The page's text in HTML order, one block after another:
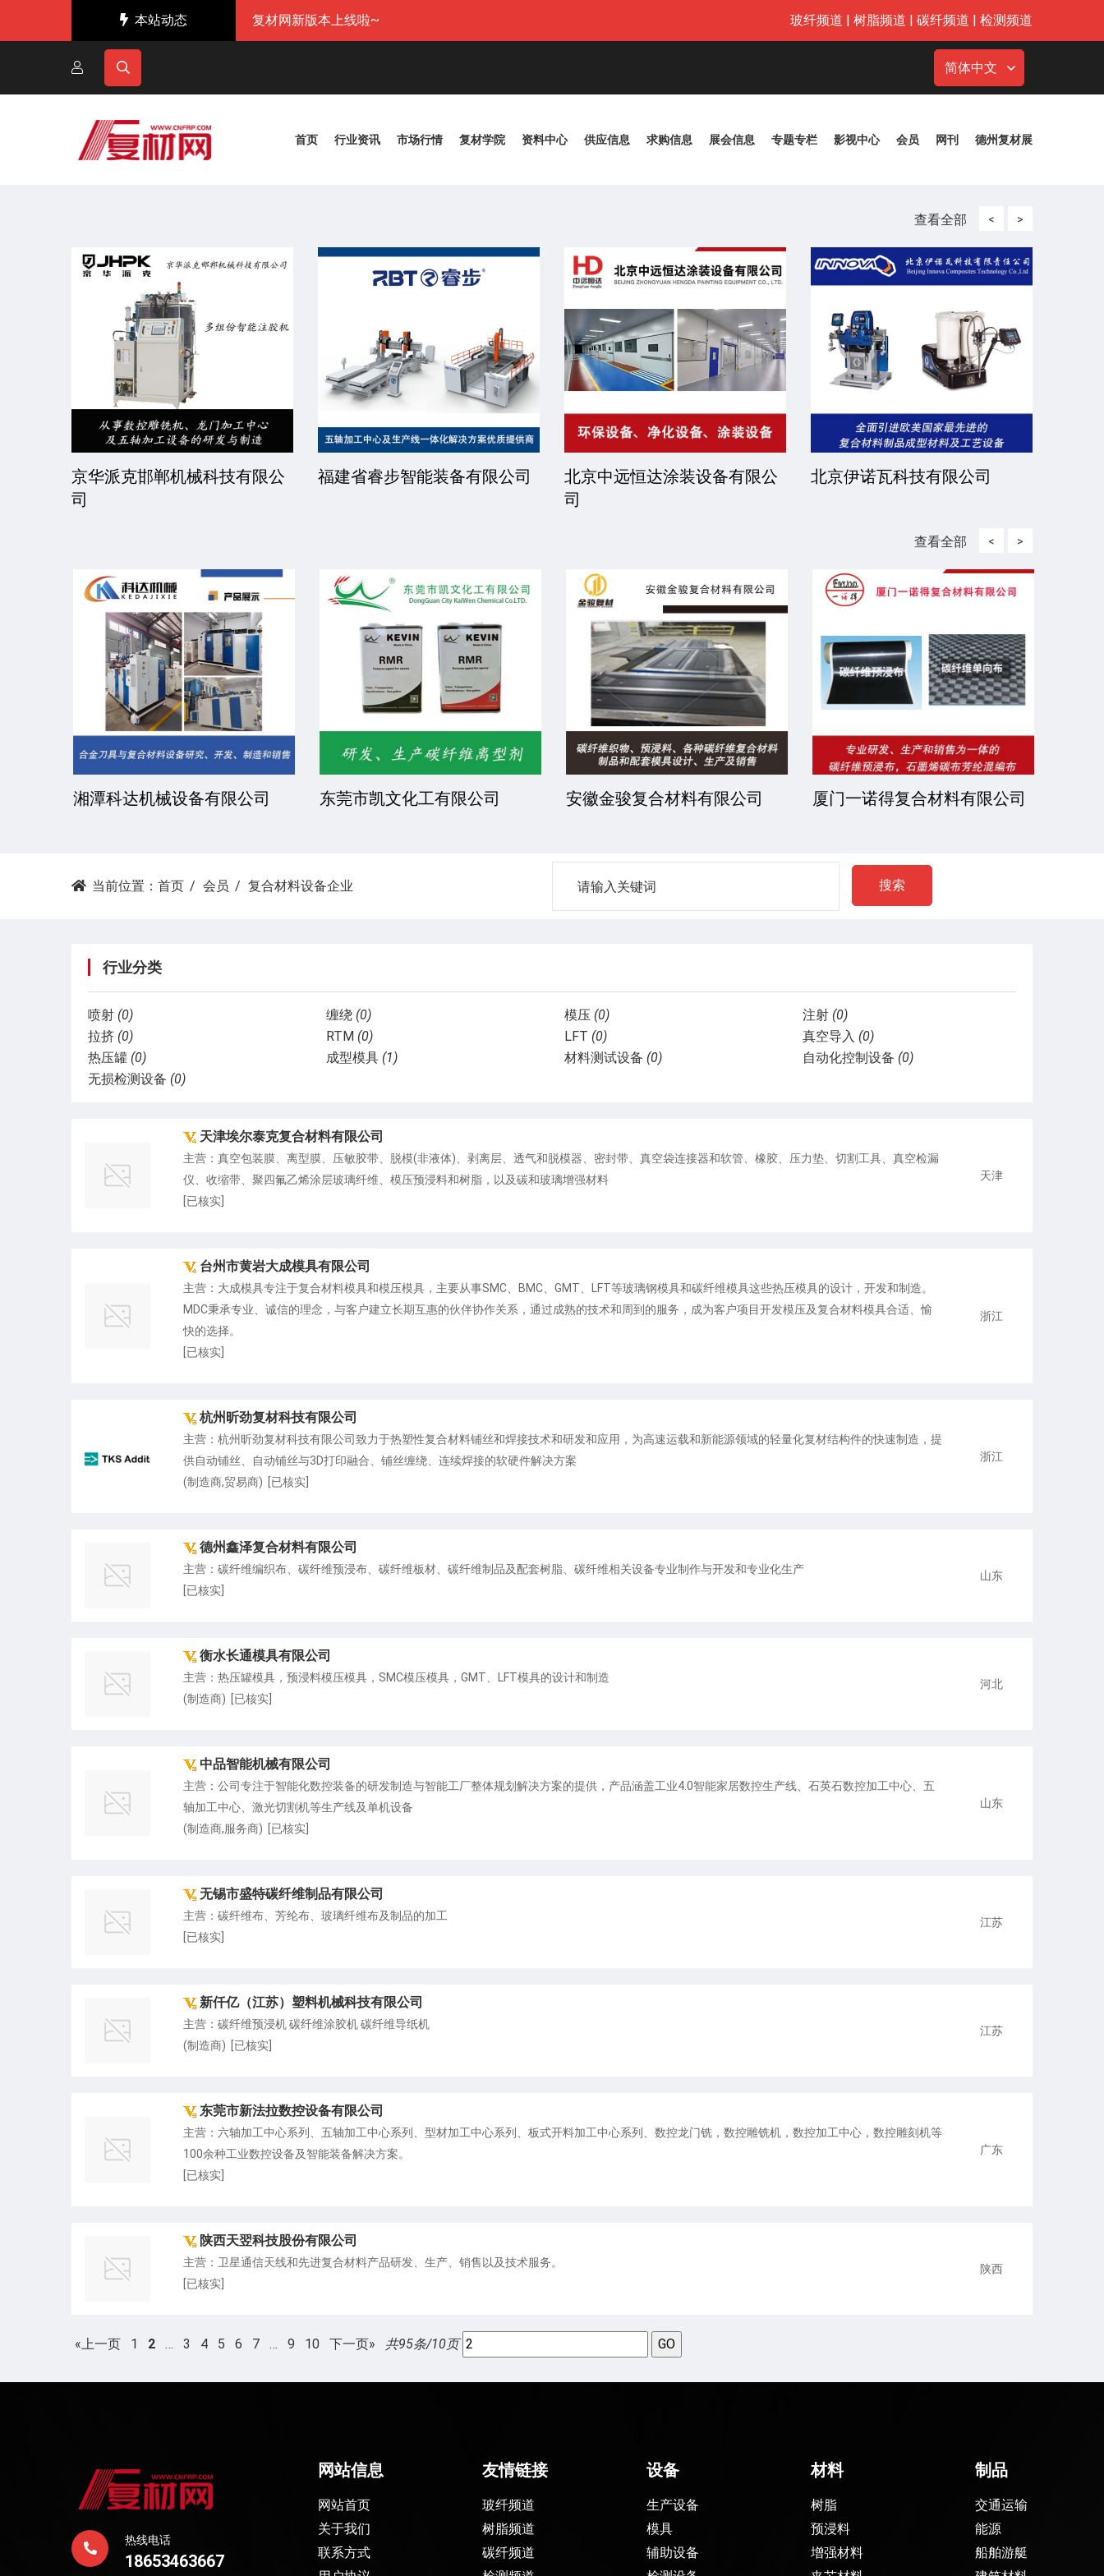
本站动态 复材网新版本上线啦~ 玻纤频道 | 树脂频道 | 碳纤频道 | 检测频道
简体中文
首页 行业资讯 市场行情 复材学院 资料中心 供应信息 求购信息 展会信息 专题专栏 影视中心 会员 网刊 德州复材展
查看全部 <
京华派克邯郸机械科技有限公
司
福建省睿步智能装备有限公司
北京中远恒达涂装设备有限公
司
北京伊诺瓦科技有限公司
>
查看全部 <
湘潭科达机械设备有限公司 东莞市凯文化工有限公司 安徽金骏复合材料有限公司 厦门一诺得复合材料有限公司
>
当前位置： 首页 会员 复合材料设备企业 搜索
行业分类
喷射 (0) 缠绕 (0) 模压 (0) 注射 (0)
拉挤 (0) RTM (0) LFT (0) 真空导入 (0)
热压罐 (0) 成型模具 (1) 材料测试设备 (0) 自动化控制设备 (0)
无损检测设备 (0)
天津埃尔泰克复合材料有限公司
主营：真空包装膜、离型膜、压敏胶带、脱模(非液体)、剥离层、透气和脱模器、密封带、真空袋连接器和软管、橡胶、压力垫、切割工具、真空检漏
仪、收缩带、聚四氟乙烯涂层玻璃纤维、模压预浸料和树脂，以及碳和玻璃增强材料
[已核实]
天津
台州市黄岩大成模具有限公司
主营：大成模具专注于复合材料模具和模压模具，主要从事SMC、BMC、GMT、LFT等玻璃钢模具和碳纤维模具这些热压模具的设计，开发和制造。
MDC秉承专业、诚信的理念，与客户建立长期互惠的伙伴协作关系，通过成熟的技术和周到的服务，成为客户项目开发模压及复合材料模具合适、愉
快的选择。
[已核实]
浙江
杭州昕劲复材科技有限公司
主营：杭州昕劲复材科技有限公司致力于热塑性复合材料铺丝和焊接技术和研发和应用，为高速运载和新能源领域的轻量化复材结构件的快速制造，提
供自动铺丝、自动铺丝与3D打印融合、铺丝缠绕、连续焊接的软硬件解决方案
(制造商,贸易商) [已核实]
浙江
德州鑫泽复合材料有限公司
主营：碳纤维编织布、碳纤维预浸布、碳纤维板材、碳纤维制品及配套树脂、碳纤维相关设备专业制作与开发和专业化生产
[已核实]
山东
衡水长通模具有限公司
主营：热压罐模具，预浸料模压模具，SMC模压模具，GMT、LFT模具的设计和制造
(制造商) [已核实]
河北
中品智能机械有限公司
主营：公司专注于智能化数控装备的研发制造与智能工厂整体规划解决方案的提供，产品涵盖工业4.0智能家居数控生产线、石英石数控加工中心、五
轴加工中心、激光切割机等生产线及单机设备
(制造商,服务商) [已核实]
山东
无锡市盛特碳纤维制品有限公司
主营：碳纤维布、芳纶布、玻璃纤维布及制品的加工
[已核实]
江苏
新仟亿（江苏）塑料机械科技有限公司
主营：碳纤维预浸机 碳纤维涂胶机 碳纤维导纸机
(制造商) [已核实]
江苏
东莞市新法拉数控设备有限公司
主营：六轴加工中心系列、五轴加工中心系列、型材加工中心系列、板式开料加工中心系列、数控龙门铣，数控雕铣机，数控加工中心，数控雕刻机等
100余种工业数控设备及智能装备解决方案。
[已核实]
广东
陕西天翌科技股份有限公司
主营：卫星通信天线和先进复合材料产品研发、生产、销售以及技术服务。
[已核实]
陕西
«上一页 1 2 … 3 4 5 6 7 … 9 10 下一页» 共95条/10页
热线电话
18653463667
网站信息
网站首页
关于我们
联系方式
友情链接
玻纤频道
树脂频道
碳纤频道
设备
生产设备
模具
辅助设备
材料
树脂
预浸料
增强材料
制品
交通运输
能源
船舶游艇